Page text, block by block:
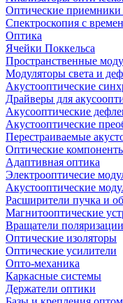
Оптические приемники
Спектроскопия с
Оптика
Ячейки Поккельса
Пространственные
Модуляторы света и
Акустооптические
Драйверы для
Акусооптические
Акустооптические
Перестраиваемые
Оптические
Адаптивная оптика
Электрооптичесие
Акустооптические
Расширители пучка и
Магнитооптические
Вращатели поляризации
Оптические изоляторы
Оптические усилители
Опто-механика
Каркасные системы
Держатели оптики